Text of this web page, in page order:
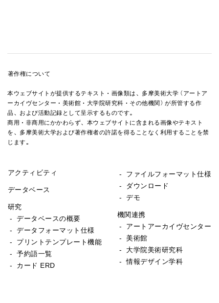
著作権について
本ウェブサイトが提供するテキスト・画像類は、多摩美術大学（アートア
ーカイヴセンター・美術館・大学院研究科・その他機関）が所管する作
品、および活動記録として呈示するものです。
商用・非商用にかかわらず、本ウェブサイトに含まれる画像やテキスト
を、多摩美術大学および著作権者の許諾を得ることなく利用することを禁
じます。
アクティビティ
データベース
研究
- データベースの概要
- データフォーマット仕様
- プリントテンプレート機能
- 予約語一覧
- カード ERD
- ファイルフォーマット仕様
- ダウンロード
- デモ
機関連携
- アートアーカイヴセンター
- 美術館
- 大学院美術研究科
- 情報デザイン学科